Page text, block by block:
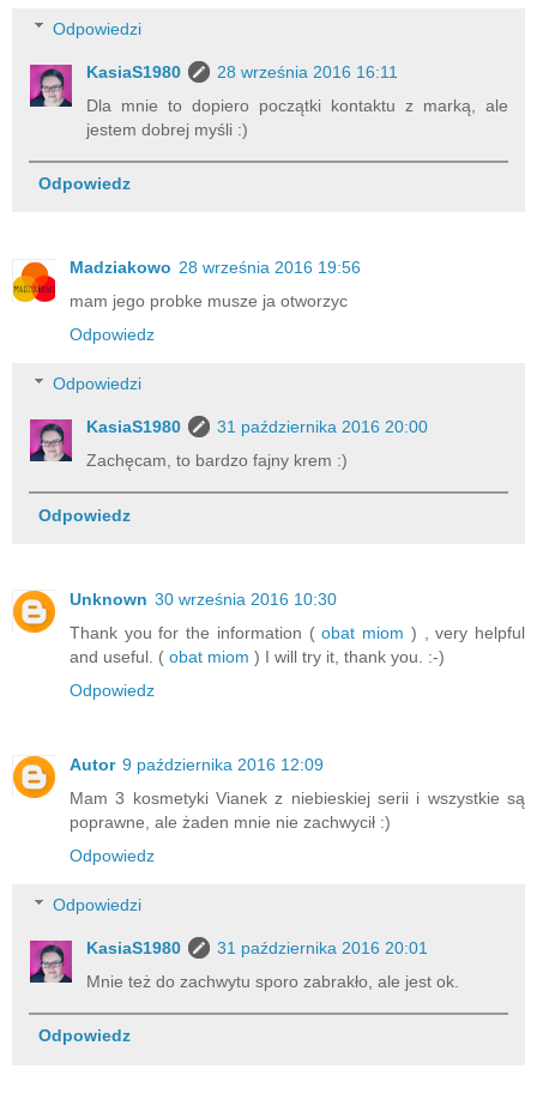
Odpowiedzi
KasiaS1980
28 września 2016 16:11
Dla mnie to dopiero początki kontaktu z marką, ale
jestem dobrej myśli :)
Odpowiedz
Madziakowo 28 września 2016 19:56
mam jego probke musze ja otworzyc
Odpowiedz
Odpowiedzi
KasiaS1980
31 października 2016 20:00
Zachęcam, to bardzo fajny krem :)
Odpowiedz
Unknown 30 września 2016 10:30
Thank you for the information (obat miom ) , very helpful
and useful. ( obat miom ) I will try it, thank you. :-)
Odpowiedz
Autor 9 października 2016 12:09
Mam 3 kosmetyki Vianek z niebieskiej serii i wszystkie są
poprawne, ale żaden mnie nie zachwycił :)
Odpowiedz
Odpowiedzi
KasiaS1980
31 października 2016 20:01
Mnie też do zachwytu sporo zabrakło, ale jest ok.
Odpowiedz